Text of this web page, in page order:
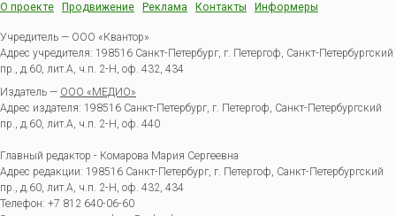
О проекте Продвижение Реклама Контакты Информеры
Учредитель — ООО «Квантор»
Адрес учредителя: 198516 Санкт-Петербург, г. Петергоф, Санкт-Петербургский
пр., д.60, лит.А, ч.п. 2-Н, оф. 432, 434
Издатель — ООО «МЕДИО»
Адрес издателя: 198516 Санкт-Петербург, г. Петергоф, Санкт-Петербургский
пр., д.60, лит.А, ч.п. 2-Н, оф. 440
Главный редактор - Комарова Мария Сергеевна
Адрес редакции: 198516 Санкт-Петербург, г. Петергоф Санкт-Петербургский
пр., д.60, лит.А, ч.п. 2-Н, оф. 432, 434
Телефон: +7 812 640-06-60